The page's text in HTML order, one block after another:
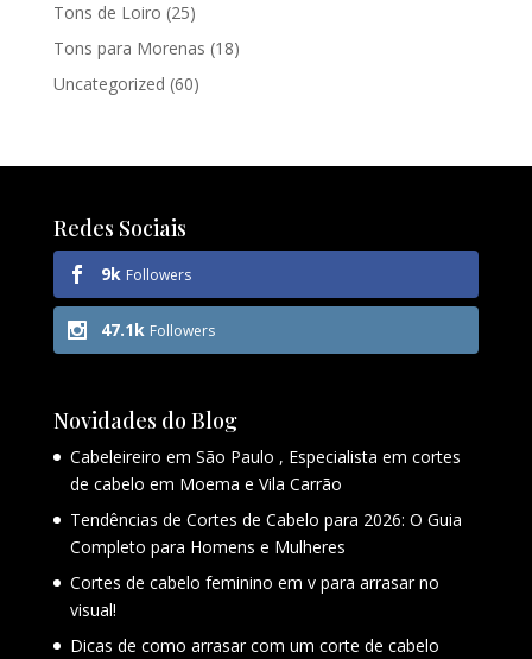
Tons de Loiro (25)
Tons para Morenas (18)
Uncategorized (60)
Redes Sociais
9k Followers
47.1k Followers
Novidades do Blog
Cabeleireiro em São Paulo , Especialista em cortes
de cabelo em Moema e Vila Carrão
Tendências de Cortes de Cabelo para 2026: O Guia
Completo para Homens e Mulheres
Cortes de cabelo feminino em v para arrasar no
visual!
Dicas de como arrasar com um corte de cabelo